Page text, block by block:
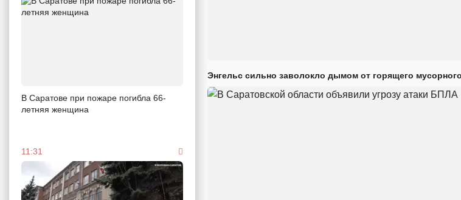
В Саратове при пожаре погибла 66-
летняя женщина
11:31
Энгельс сильно заволокло дымом от горящего